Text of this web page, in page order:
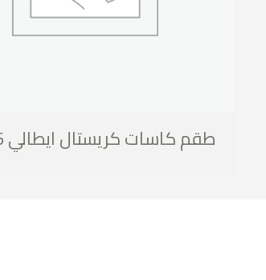
طقم كاسات كريستال ايطالي 6 قطع